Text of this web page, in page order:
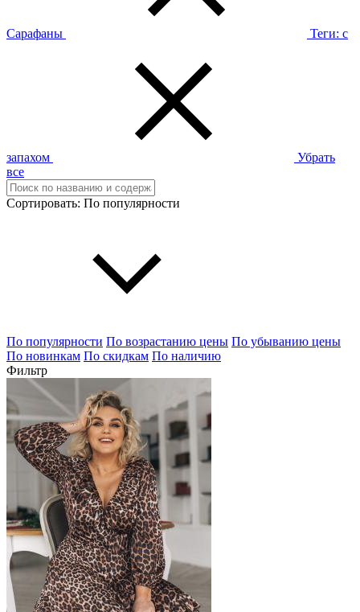
Сарафаны Теги: с
запахом
Убрать
все
Сортировать: По популярности
По популярности По возрастанию цены По убыванию цены
По новинкам По скидкам По наличию
Фильтр